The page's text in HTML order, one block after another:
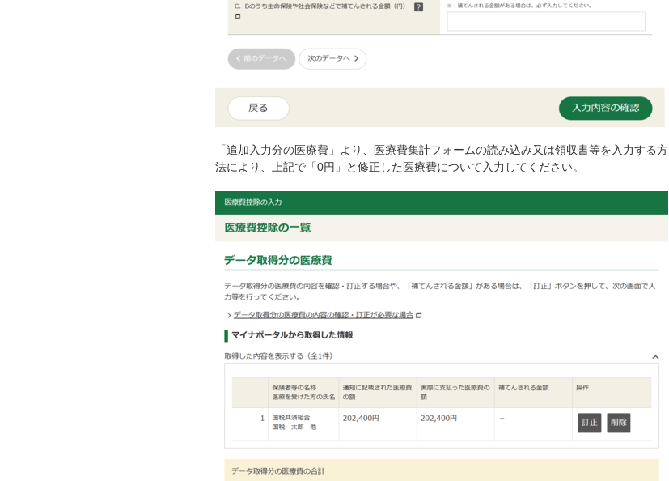
「追加入力分の医療費」より、医療費集計フォームの読み込み又は領収書等を入力する方
法により、上記で「0円」と修正した医療費について入力してください。